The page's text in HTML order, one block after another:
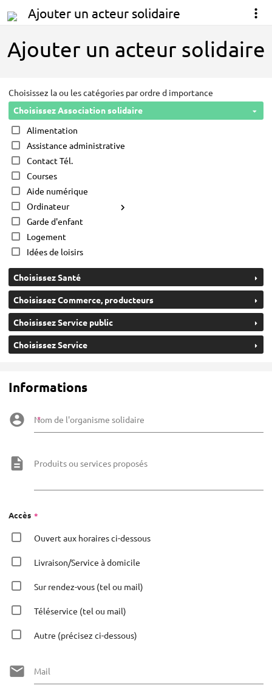
Ajouter un acteur solidaire
Ajouter un acteur solidaire
Choisissez la ou les catégories par ordre d importance
Choisissez Association solidaire
Alimentation
Assistance administrative
Contact Tél.
Courses
Aide numérique
Ordinateur
Garde d'enfant
Logement
Idées de loisirs
Choisissez Santé
Choisissez Commerce, producteurs
Choisissez Service public
Choisissez Service
Informations
Nom de l'organisme solidaire
Produits ou services proposés
Accès
Ouvert aux horaires ci-dessous
Livraison/Service à domicile
Sur rendez-vous (tel ou mail)
Téléservice (tel ou mail)
Autre (précisez ci-dessous)
Mail